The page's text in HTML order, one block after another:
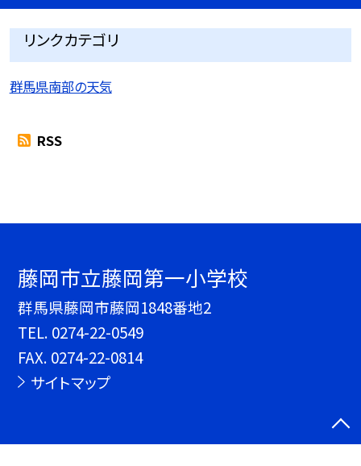
リンクカテゴリ
群馬県南部の天気
RSS
藤岡市立藤岡第一小学校
群馬県藤岡市藤岡1848番地2
TEL. 0274-22-0549
FAX. 0274-22-0814
サイトマップ